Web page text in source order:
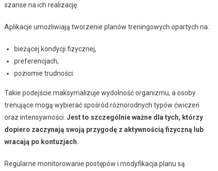
szanse na ich realizację.
Aplikacje umożliwiają tworzenie planów treningowych opartych na:
bieżącej kondycji fizycznej,
preferencjach,
poziomie trudności.
Takie podejście maksymalizuje wydolność organizmu, a osoby
trenujące mogą wybierać spośród różnorodnych typów ćwiczeń
oraz intensywności. Jest to szczególnie ważne dla tych, którzy
dopiero zaczynają swoją przygodę z aktywnością fizyczną lub
wracają po kontuzjach.
Regularne monitorowanie postępów i modyfikacja planu są